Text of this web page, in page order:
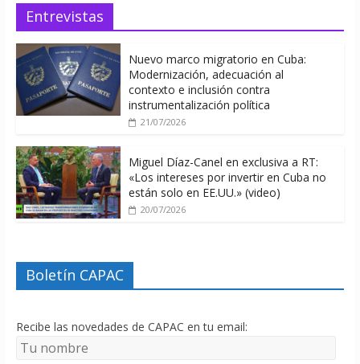
Entrevistas
Nuevo marco migratorio en Cuba:
Modernización, adecuación al
contexto e inclusión contra
instrumentalización política
21/07/2026
Miguel Díaz-Canel en exclusiva a RT:
«Los intereses por invertir en Cuba no
están solo en EE.UU.» (video)
20/07/2026
Boletín CAPAC
Recibe las novedades de CAPAC en tu email: